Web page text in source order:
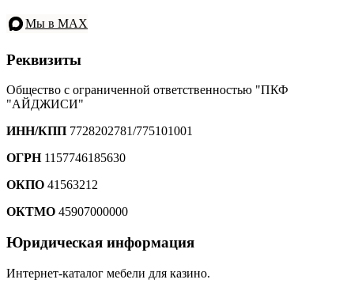
Мы в MAX
Реквизиты
Общество с ограниченной ответственностью "ПКФ
"АЙДЖИСИ"
ИНН/КПП 7728202781/775101001
ОГРН1157746185630
ОКПО 41563212
ОКТМО 45907000000
Юридическая информация
Интернет-каталог мебели для казино.